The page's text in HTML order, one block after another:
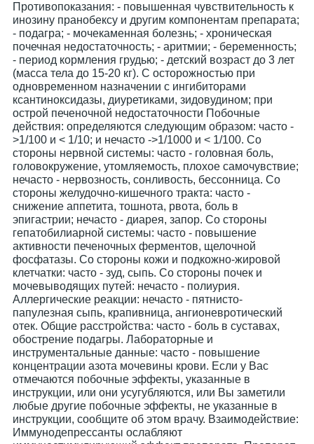
Противопоказания: - повышенная чувствительность к
инозину пранобексу и другим компонентам препарата;
- подагра; - мочекаменная болезнь; - хроническая
почечная недостаточность; - аритмии; - беременность;
- период кормления грудью; - детский возраст до 3 лет
(масса тела до 15-20 кг). С осторожностью при
одновременном назначении с ингибиторами
ксантиноксидазы, диуретиками, зидовудином; при
острой печеночной недостаточности Побочные
действия: определяются следующим образом: часто -
>1/100 и < 1/10; и нечасто ->1/1000 и < 1/100. Со
стороны нервной системы: часто - головная боль,
головокружение, утомляемость, плохое самочувствие;
нечасто - нервозность, сонливость, бессонница. Со
стороны желудочно-кишечного тракта: часто -
снижение аппетита, тошнота, рвота, боль в
эпигастрии; нечасто - диарея, запор. Со стороны
гепатобилиарной системы: часто - повышение
активности печеночных ферментов, щелочной
фосфатазы. Со стороны кожи и подкожно-жировой
клетчатки: часто - зуд, сыпь. Со стороны почек и
мочевыводящих путей: нечасто - полиурия.
Аллергические реакции: нечасто - пятнисто-
папулезная сыпь, крапивница, ангионевротический
отек. Общие расстройства: часто - боль в суставах,
обострение подагры. Лабораторные и
инструментальные данные: часто - повышение
концентрации азота мочевины крови. Если у Вас
отмечаются побочные эффекты, указанные в
инструкции, или они усугубляются, или Вы заметили
любые другие побочные эффекты, не указанные в
инструкции, сообщите об этом врачу. Взаимодействие:
Иммунодепрессанты ослабляют